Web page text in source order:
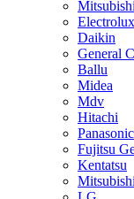
Electrolux
Daikin
General
Ballu
Midea
Mdv
Hitachi
Panasonic
Fujitsu
Kentatsu